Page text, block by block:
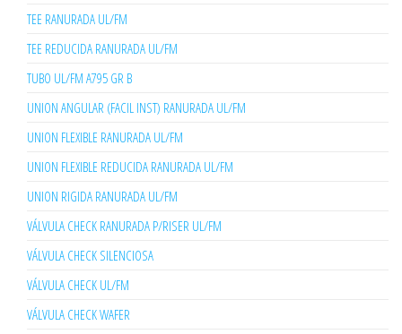
TEE RANURADA UL/FM
TEE REDUCIDA RANURADA UL/FM
TUBO UL/FM A795 GR B
UNION ANGULAR (FACIL INST) RANURADA UL/FM
UNION FLEXIBLE RANURADA UL/FM
UNION FLEXIBLE REDUCIDA RANURADA UL/FM
UNION RIGIDA RANURADA UL/FM
VÁLVULA CHECK RANURADA P/RISER UL/FM
VÁLVULA CHECK SILENCIOSA
VÁLVULA CHECK UL/FM
VÁLVULA CHECK WAFER